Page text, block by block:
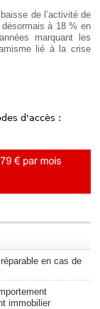
de l’activité de
à 18 % en
marquant les
lié à la crise
d'accès :
en cas de
immobilier